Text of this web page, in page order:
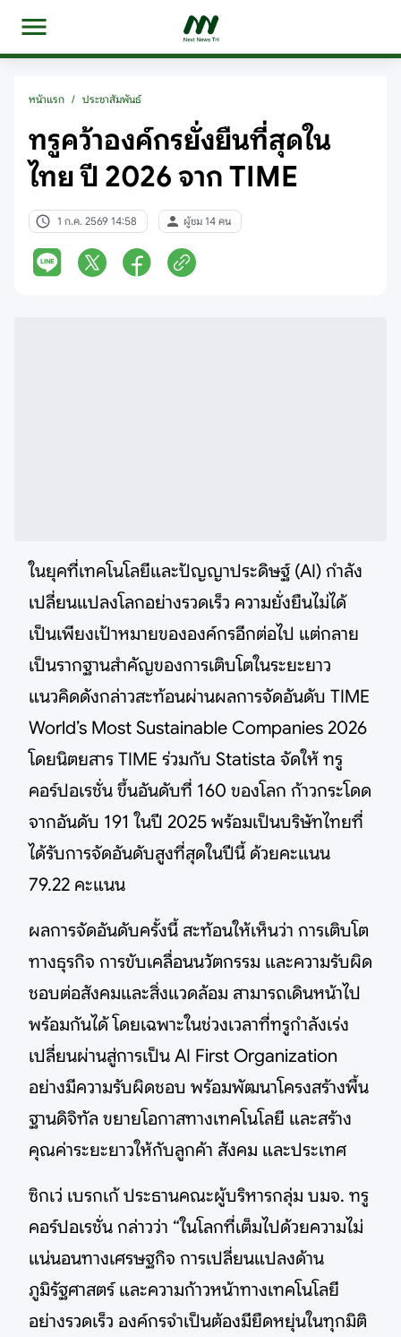
หน้าแรก / ประชาสัมพันธ์
ทรูคว้าองค์กรยั่งยืนที่สุดใน
ไทย ปี 2026 จาก TIME
1 ก.ค. 2569 14:58 ผู้ชม 14 คน
ในยุคที่เทคโนโลยีและปัญญาประดิษฐ์ (AI) กำลัง
เปลี่ยนแปลงโลกอย่างรวดเร็ว ความยั่งยืนไม่ได้
เป็นเพียงเป้าหมายขององค์กรอีกต่อไป แต่กลาย
เป็นรากฐานสำคัญของการเติบโตในระยะยาว
แนวคิดดังกล่าวสะท้อนผ่านผลการจัดอันดับ TIME
World’s Most Sustainable Companies 2026
โดยนิตยสาร TIME ร่วมกับ Statista จัดให้ ทรู
คอร์ปอเรชั่น ขึ้นอันดับที่ 160 ของโลก ก้าวกระโดด
จากอันดับ 191 ในปี 2025 พร้อมเป็นบริษัทไทยที่
ได้รับการจัดอันดับสูงที่สุดในปีนี้ ด้วยคะแนน
79.22 คะแนน
ผลการจัดอันดับครั้งนี้ สะท้อนให้เห็นว่า การเติบโต
ทางธุรกิจ การขับเคลื่อนนวัตกรรม และความรับผิด
ชอบต่อสังคมและสิ่งแวดล้อม สามารถเดินหน้าไป
พร้อมกันได้ โดยเฉพาะในช่วงเวลาที่ทรูกำลังเร่ง
เปลี่ยนผ่านสู่การเป็น AI First Organization
อย่างมีความรับผิดชอบ พร้อมพัฒนาโครงสร้างพื้น
ฐานดิจิทัล ขยายโอกาสทางเทคโนโลยี และสร้าง
คุณค่าระยะยาวให้กับลูกค้า สังคม และประเทศ
ซิกเว่ เบรกเก้ ประธานคณะผู้บริหารกลุ่ม บมจ. ทรู
คอร์ปอเรชั่น กล่าวว่า “ในโลกที่เต็มไปด้วยความไม่
แน่นอนทางเศรษฐกิจ การเปลี่ยนแปลงด้าน
ภูมิรัฐศาสตร์ และความก้าวหน้าทางเทคโนโลยี
อย่างรวดเร็ว องค์กรจำเป็นต้องมียืดหยุ่นในทุกมิติ